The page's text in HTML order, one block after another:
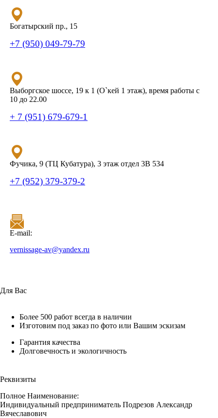
Богатырский пр., 15
+7 (950) 049-79-79
Выборгское шоссе, 19 к 1 (О`кей 1 этаж), время работы с
10 до 22.00
+ 7 (951) 679-679-1
Фучика, 9 (ТЦ Кубатура), 3 этаж отдел 3В 534
+7 (952) 379-379-2
E-mail:
vernissage-av@yandex.ru
Для Вас
Более 500 работ всегда в наличии
Изготовим под заказ по фото или Вашим эскизам
Гарантия качества
Долговечность и экологичность
Реквизиты
Полное Наименование:
Индивидуальный предприниматель Подрезов Александр
Вячеславович